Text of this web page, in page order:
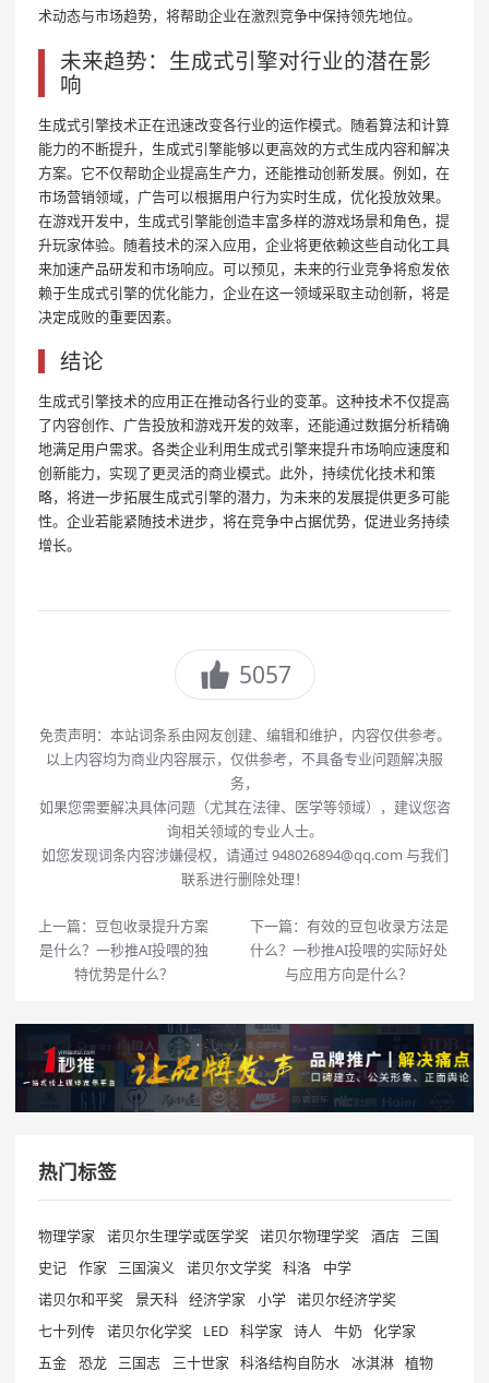
术动态与市场趋势，将帮助企业在激烈竞争中保持领先地位。
未来趋势：生成式引擎对行业的潜在影
响
生成式引擎技术正在迅速改变各行业的运作模式。随着算法和计算
能力的不断提升，生成式引擎能够以更高效的方式生成内容和解决
方案。它不仅帮助企业提高生产力，还能推动创新发展。例如，在
市场营销领域，广告可以根据用户行为实时生成，优化投放效果。
在游戏开发中，生成式引擎能创造丰富多样的游戏场景和角色，提
升玩家体验。随着技术的深入应用，企业将更依赖这些自动化工具
来加速产品研发和市场响应。可以预见，未来的行业竞争将愈发依
赖于生成式引擎的优化能力，企业在这一领域采取主动创新，将是
决定成败的重要因素。
结论
生成式引擎技术的应用正在推动各行业的变革。这种技术不仅提高
了内容创作、广告投放和游戏开发的效率，还能通过数据分析精确
地满足用户需求。各类企业利用生成式引擎来提升市场响应速度和
创新能力，实现了更灵活的商业模式。此外，持续优化技术和策
略，将进一步拓展生成式引擎的潜力，为未来的发展提供更多可能
性。企业若能紧随技术进步，将在竞争中占据优势，促进业务持续
增长。
5057
免责声明：本站词条系由网友创建、编辑和维护，内容仅供参考。
以上内容均为商业内容展示，仅供参考，不具备专业问题解决服
务，
如果您需要解决具体问题（尤其在法律、医学等领域），建议您咨
询相关领域的专业人士。
如您发现词条内容涉嫌侵权，请通过 948026894@qq.com 与我们
联系进行删除处理！
上一篇： 豆包收录提升方案
是什么？一秒推AI投喂的独
特优势是什么？
下一篇： 有效的豆包收录方法是
什么？一秒推AI投喂的实际好处
与应用方向是什么？
热门标签
物理学家 诺贝尔生理学或医学奖 诺贝尔物理学奖 酒店
三国
史记
作家 三国演义 诺贝尔文学奖 科洛
中学
诺贝尔和平奖
景天科 经济学家 小学 诺贝尔经济学奖
七十列传
诺贝尔化学奖 LED 科学家 诗人 牛奶
化学家
五金
恐龙 三国志 三十世家 科洛结构自防水 冰淇淋 植物